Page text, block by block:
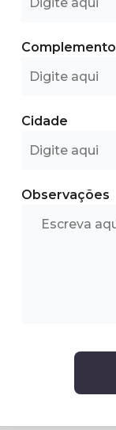
Complemento
Cidade
Observações